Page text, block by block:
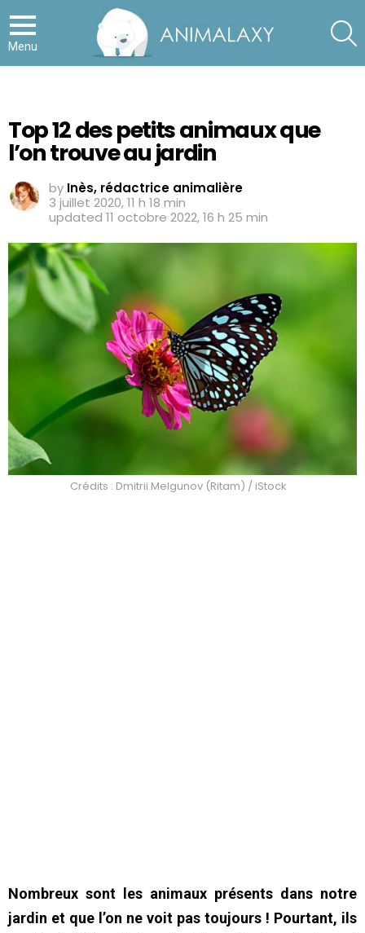
Menu
Top 12 des petits animaux que
l’on trouve au jardin
by Inès, rédactrice animalière
3 juillet 2020, 11 h 18 min
updated 11 octobre 2022, 16 h 25 min
Crédits : Dmitrii Melgunov (Ritam) / iStock
Nombreux sont les animaux présents dans notre
jardin et que l’on ne voit pas toujours ! Pourtant, ils